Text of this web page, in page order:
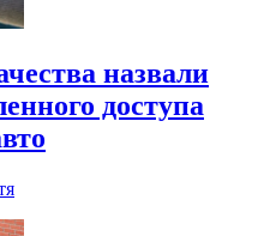
назвали
доступа